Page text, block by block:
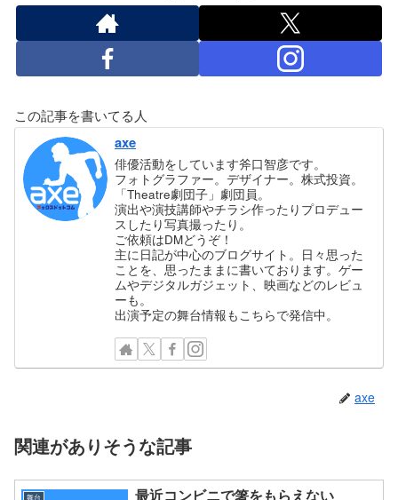
この記事を書いてる人
axe
俳優活動をしています斧口智彦です。
フォトグラファー。デザイナー。株式投資。
「Theatre劇団子」劇団員。
演出や演技講師やチラシ作ったりプロデュー
スしたり写真撮ったり。
ご依頼はDMどうぞ！
主に日記が中心のブログサイト。日々思った
ことを、思ったままに書いております。ゲー
ムやデジタルガジェット、映画などのレビュ
ーも。
出演予定の舞台情報もこちらで発信中。
axe
関連がありそうな記事
舞台 最近コンビニで箸をもらえない